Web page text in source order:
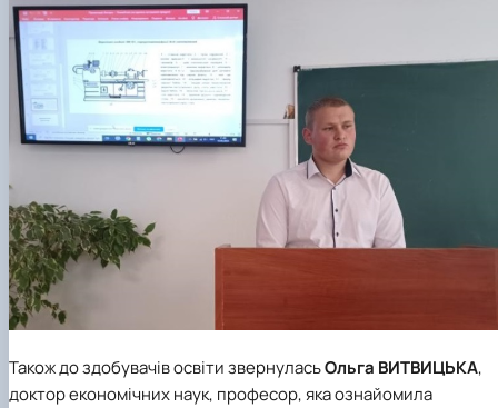
Також до здобувачів освіти звернуласьОльга ВИТВИЦЬКА,
доктор економічних наук, професор, яка ознайомила